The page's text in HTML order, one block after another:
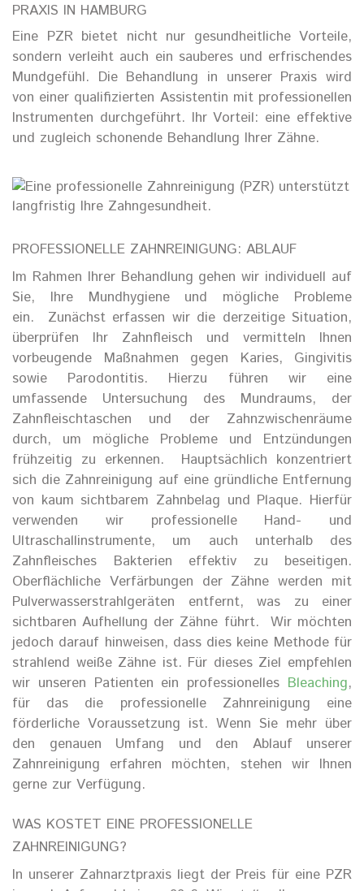
PRAXIS IN HAMBURG
Eine PZRbietet nicht nur gesundheitliche Vorteile,
sondern verleiht auch ein sauberes und erfrischendes
Mundgefühl. Die Behandlung in unserer Praxis wird
von einer qualifizierten Assistentin mit professionellen
Instrumenten durchgeführt. Ihr Vorteil: eine effektive
und zugleich schonende Behandlung Ihrer Zähne.
PROFESSIONELLE ZAHNREINIGUNG: ABLAUF
Im Rahmen Ihrer Behandlung gehen wir individuell auf
Sie, Ihre Mundhygiene und mögliche Probleme
ein.
Zunächst erfassen wir die derzeitige Situation,
überprüfen Ihr Zahnfleisch und vermitteln Ihnen
vorbeugende Maßnahmen gegen Karies, Gingivitis
sowie Parodontitis. Hierzu führen wir eine
umfassende Untersuchung des Mundraums, der
Zahnfleischtaschen und der Zahnzwischenräume
durch, um mögliche Probleme und Entzündungen
frühzeitig zu erkennen.
Hauptsächlich konzentriert
sich die Zahnreinigung auf eine gründliche Entfernung
von kaum sichtbarem Zahnbelag und Plaque. Hierfür
verwenden wir professionelle Hand- und
Ultraschallinstrumente, um auch unterhalb des
Zahnfleisches Bakterien effektiv zu beseitigen.
Oberflächliche Verfärbungen der Zähne werden mit
Pulverwasserstrahlgeräten entfernt, was zu einer
sichtbaren Aufhellung der Zähne führt.
Wir möchten
jedoch darauf hinweisen, dass dies keine Methode für
strahlend weiße Zähne ist. Für dieses Ziel empfehlen
wir unseren Patienten ein professionelles Bleaching,
für das die professionelle Zahnreinigung eine
förderliche Voraussetzung ist. Wenn Sie mehr über
den genauen Umfang und den Ablauf unserer
Zahnreinigung erfahren möchten, stehen wir Ihnen
gerne zur Verfügung.
WAS KOSTET EINE PROFESSIONELLE
ZAHNREINIGUNG?
In unserer Zahnarztpraxis liegt der Preis für eine PZR